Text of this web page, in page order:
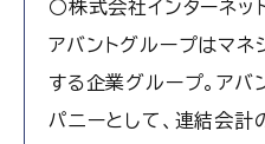
○株式会社インターネッ
アバントグループはマネ
する企業グループ。アバ
パニーとして、連結会計